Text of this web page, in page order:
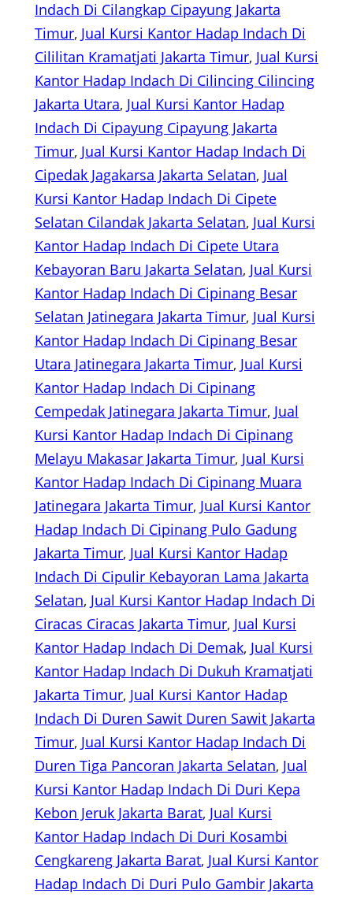
Indach Di Cilangkap Cipayung Jakarta
Timur, Jual Kursi Kantor Hadap Indach Di
Cililitan Kramatjati Jakarta Timur, Jual Kursi
Kantor Hadap Indach Di Cilincing Cilincing
Jakarta Utara, Jual Kursi Kantor Hadap
Indach Di Cipayung Cipayung Jakarta
Timur, Jual Kursi Kantor Hadap Indach Di
Cipedak Jagakarsa Jakarta Selatan, Jual
Kursi Kantor Hadap Indach Di Cipete
Selatan Cilandak Jakarta Selatan, Jual Kursi
Kantor Hadap Indach Di Cipete Utara
Kebayoran Baru Jakarta Selatan, Jual Kursi
Kantor Hadap Indach Di Cipinang Besar
Selatan Jatinegara Jakarta Timur, Jual Kursi
Kantor Hadap Indach Di Cipinang Besar
Utara Jatinegara Jakarta Timur, Jual Kursi
Kantor Hadap Indach Di Cipinang
Cempedak Jatinegara Jakarta Timur, Jual
Kursi Kantor Hadap Indach Di Cipinang
Melayu Makasar Jakarta Timur, Jual Kursi
Kantor Hadap Indach Di Cipinang Muara
Jatinegara Jakarta Timur, Jual Kursi Kantor
Hadap Indach Di Cipinang Pulo Gadung
Jakarta Timur, Jual Kursi Kantor Hadap
Indach Di Cipulir Kebayoran Lama Jakarta
Selatan, Jual Kursi Kantor Hadap Indach Di
Ciracas Ciracas Jakarta Timur, Jual Kursi
Kantor Hadap Indach Di Demak, Jual Kursi
Kantor Hadap Indach Di Dukuh Kramatjati
Jakarta Timur, Jual Kursi Kantor Hadap
Indach Di Duren Sawit Duren Sawit Jakarta
Timur, Jual Kursi Kantor Hadap Indach Di
Duren Tiga Pancoran Jakarta Selatan, Jual
Kursi Kantor Hadap Indach Di Duri Kepa
Kebon Jeruk Jakarta Barat, Jual Kursi
Kantor Hadap Indach Di Duri Kosambi
Cengkareng Jakarta Barat, Jual Kursi Kantor
Hadap Indach Di Duri Pulo Gambir Jakarta